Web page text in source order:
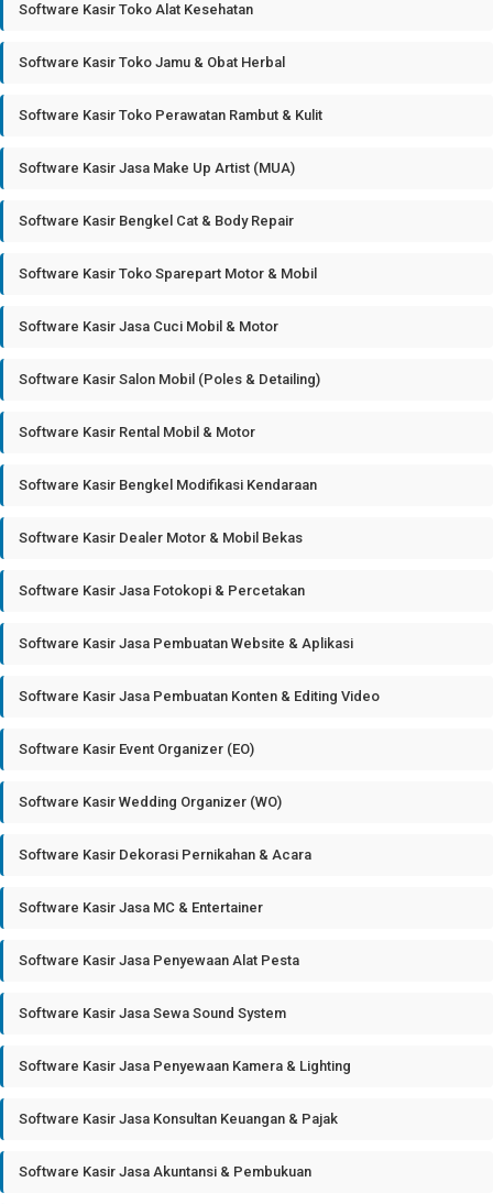
Software Kasir Toko Alat Kesehatan
Software Kasir Toko Jamu & Obat Herbal
Software Kasir Toko Perawatan Rambut & Kulit
Software Kasir Jasa Make Up Artist (MUA)
Software Kasir Bengkel Cat & Body Repair
Software Kasir Toko Sparepart Motor & Mobil
Software Kasir Jasa Cuci Mobil & Motor
Software Kasir Salon Mobil (Poles & Detailing)
Software Kasir Rental Mobil & Motor
Software Kasir Bengkel Modifikasi Kendaraan
Software Kasir Dealer Motor & Mobil Bekas
Software Kasir Jasa Fotokopi & Percetakan
Software Kasir Jasa Pembuatan Website & Aplikasi
Software Kasir Jasa Pembuatan Konten & Editing Video
Software Kasir Event Organizer (EO)
Software Kasir Wedding Organizer (WO)
Software Kasir Dekorasi Pernikahan & Acara
Software Kasir Jasa MC & Entertainer
Software Kasir Jasa Penyewaan Alat Pesta
Software Kasir Jasa Sewa Sound System
Software Kasir Jasa Penyewaan Kamera & Lighting
Software Kasir Jasa Konsultan Keuangan & Pajak
Software Kasir Jasa Akuntansi & Pembukuan